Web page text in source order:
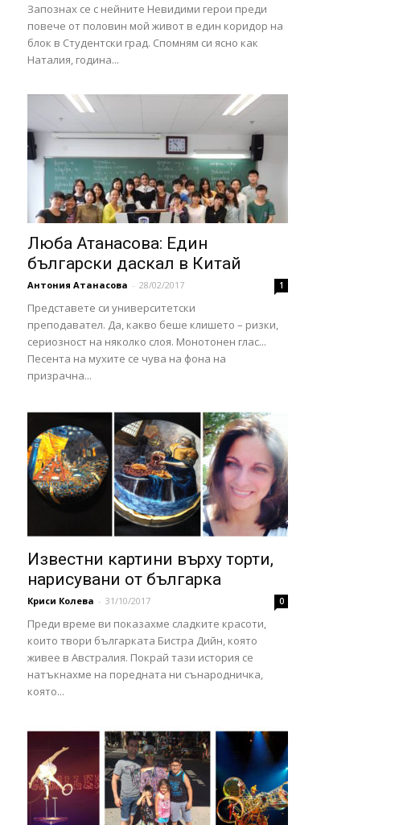
Запознах се с нейните Невидими герои преди
повече от половин мой живот в един коридор на
блок в Студентски град. Спомням си ясно как
Наталия, година...
Люба Атанасова: Един
български даскал в Китай
Антония Атанасова - 28/02/2017 1
Представете си университетски
преподавател. Да, какво беше клишето – ризки,
сериозност на няколко слоя. Монотонен глас...
Песента на мухите се чува на фона на
призрачна...
Известни картини върху торти,
нарисувани от българка
Криси Колева - 31/10/2017 0
Преди време ви показахме сладките красоти,
които твори българката Бистра Дийн, която
живее в Австралия. Покрай тази история се
натъкнахме на поредната ни сънародничка,
която...